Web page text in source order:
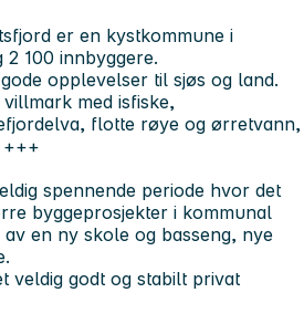
er en kystkommune i
100 innbyggere.
opplevelser til sjøs og land.
med isfiske,
flotte røye og ørretvann,
+++
spennende periode hvor det
byggeprosjekter i kommunal
en ny skole og basseng, nye
veldig godt og stabilt privat